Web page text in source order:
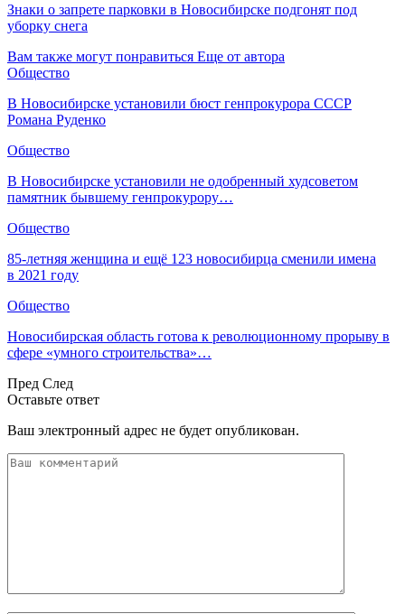
Знаки о запрете парковки в Новосибирске подгонят под
уборку снега
Вам также могут понравиться Еще от автора
Общество
В Новосибирске установили бюст генпрокурора СССР
Романа Руденко
Общество
В Новосибирске установили не одобренный худсоветом
памятник бывшему генпрокурору…
Общество
85-летняя женщина и ещё 123 новосибирца сменили имена
в 2021 году
Общество
Новосибирская область готова к революционному прорыву в
сфере «умного строительства»…
Пред След
Оставьте ответ
Ваш электронный адрес не будет опубликован.